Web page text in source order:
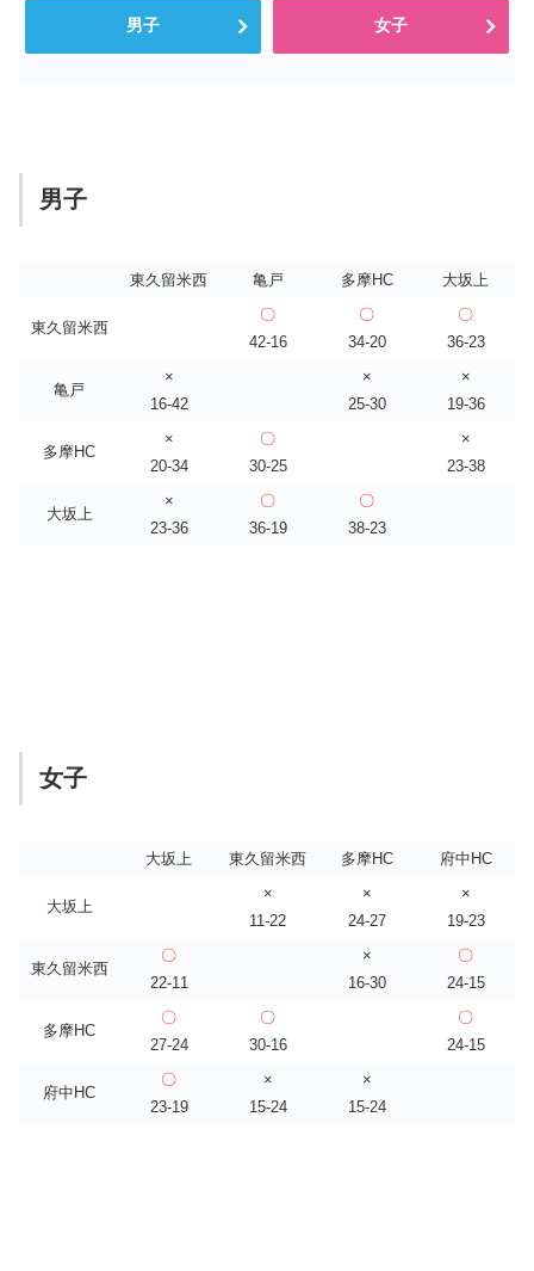
男子 女子
男子
東久留米西 亀戸 多摩HC 大坂上
東久留米西
〇
42-16
〇
34-20
〇
36-23
亀戸
×
16-42
×
25-30
×
19-36
多摩HC
×
20-34
〇
30-25
×
23-38
大坂上
×
23-36
〇
36-19
〇
38-23
女子
大坂上 東久留米西 多摩HC 府中HC
大坂上
×
11-22
×
24-27
×
19-23
東久留米西
〇
22-11
×
16-30
〇
24-15
多摩HC
〇
27-24
〇
30-16
〇
24-15
府中HC
〇
23-19
×
15-24
×
15-24